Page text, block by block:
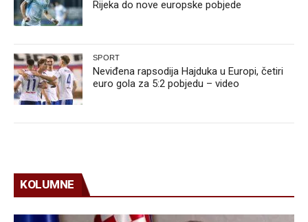
Rijeka do nove europske pobjede
SPORT
Neviđena rapsodija Hajduka u Europi, četiri
euro gola za 5:2 pobjedu – video
KOLUMNE